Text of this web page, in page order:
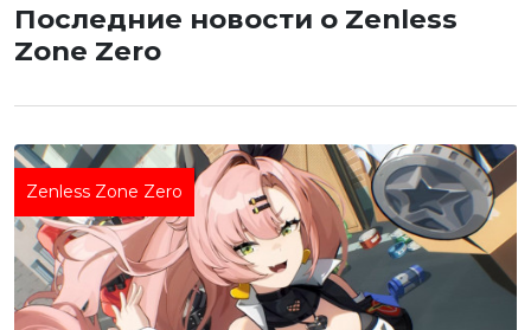
Последние новости о Zenless
Zone Zero
Zenless Zone Zero